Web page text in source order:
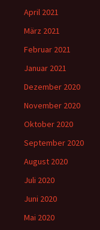
April 2021
März 2021
Februar 2021
Januar 2021
Dezember 2020
November 2020
Oktober 2020
September 2020
August 2020
Juli 2020
Juni 2020
Mai 2020